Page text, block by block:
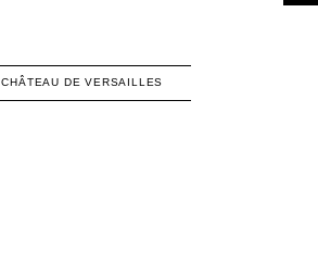
CHÂTEAU DE VERSAILLES